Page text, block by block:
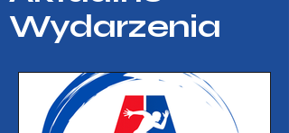
Wydarzenia